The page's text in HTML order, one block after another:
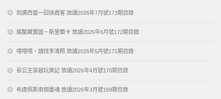
到廣西當一回徐霞客 旅讀2026年7月號173期目錄
錫蘭藏寶圖－斯里蘭卡 旅讀2026年6月號172期目錄
喂喂喂，請找李清照 旅讀2026年5月號171期目錄
長公主穿越玩樂記 旅讀2026年4月號170期目錄
布達佩斯兩個靈魂 旅讀2026年3月號169期目錄